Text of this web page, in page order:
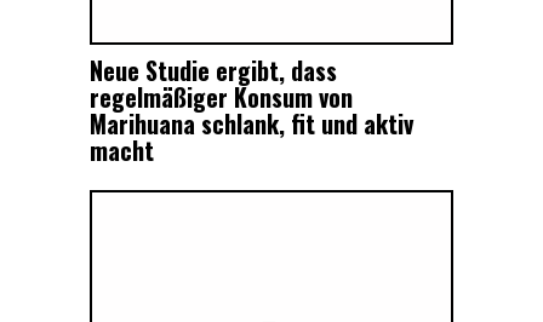
Neue Studie ergibt, dass
regelmäßiger Konsum von
Marihuana schlank, fit und aktiv
macht